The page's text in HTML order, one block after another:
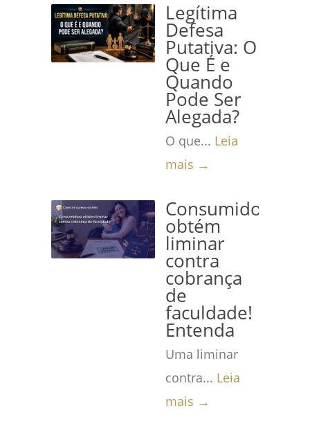
Legítima
Defesa
Putativa: O
Que É e
Quando
Pode Ser
Alegada?
O que... Leia
mais →
Consumidora
obtém
liminar
contra
cobrança
de
faculdade!
Entenda
Uma liminar
contra... Leia
mais →